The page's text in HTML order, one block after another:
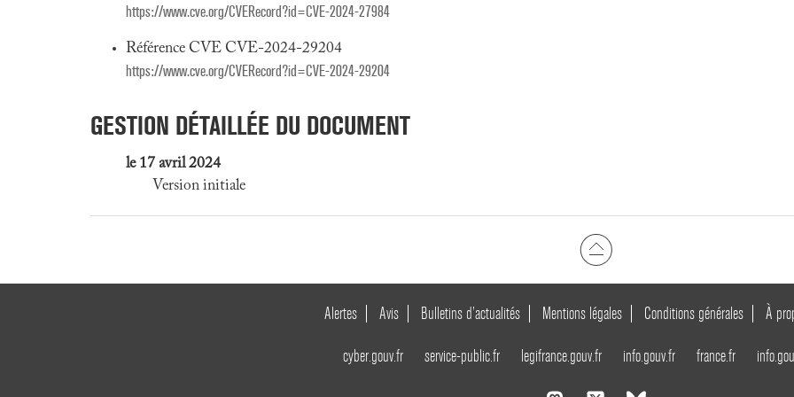
https://www.cve.org/CVERecord?id=CVE-2024-27984
Référence CVE CVE-2024-29204
https://www.cve.org/CVERecord?id=CVE-2024-29204
GESTION DÉTAILLÉE DU DOCUMENT
le 17 avril 2024
Version initiale
Alertes Avis Bulletins d’actualités Mentions légales Conditions générales À
cyber.gouv.fr service-public.fr legifrance.gouv.fr info.gouv.fr france.fr